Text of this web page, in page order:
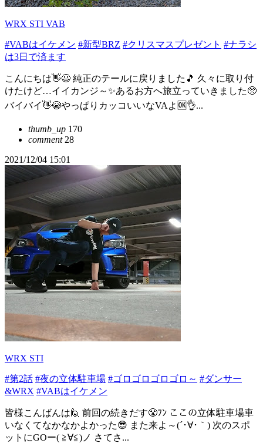
WRX STI VAB
#VABはイケメン #新型BRZ #クリスマスプレゼント #ナラシ
は3日で済ます
こんにちは👋😃 純正のテールに戻りました🎵 久々に取り付
けたけど…イイカンジ～✨あるお方へ旅立っていきました🥺
バイバイ👋😭やっぱりカッコいいなVAよ🆗👌...
thumb_up 170
comment28
2021/12/04 15:01
WRX STI
#第2話 #夜の立体駐車場 #ゴロゴロゴロゴロ～ #ダンサー
&WRX #VABはイケメン
皆様こんばんは🙋 前回の続きだす😤ﾌﾝ ここの立体駐車場車
いなくてなかなかよかった😎 また来よ～(´･∀･｀) 次のスポ
ットにGOー( ≧∀≦)ノ さてさ...